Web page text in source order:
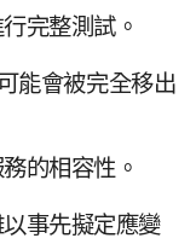
完整​測試。
能​會​被​完全​移出​
的​相容性。
事先​擬定​應​變​